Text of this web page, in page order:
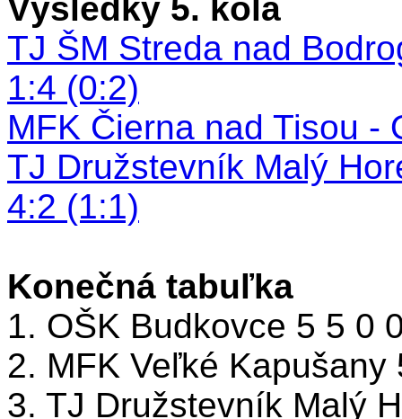
Výsledky 5. kola
TJ ŠM Streda nad
1:4 (0:2)
MFK Čierna nad Tisou -
TJ Družstevník Malý
4:2 (1:1)
Konečná tabuľka
1. OŠK Budkovce 5 5 0
2. MFK Veľké Kapušany
3. TJ Družstevník Malý